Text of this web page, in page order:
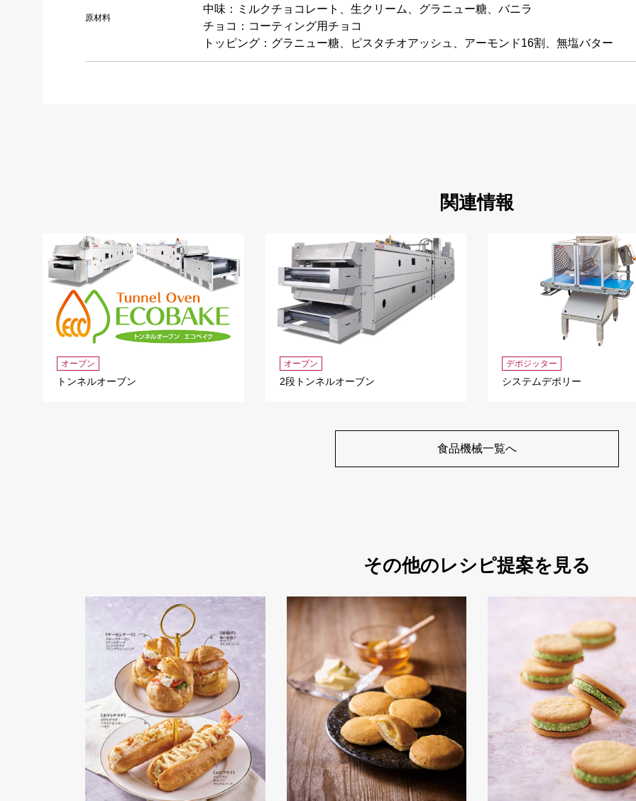
原材料
中味：ミルクチョコレート、生クリーム、グラニュー糖、バニラ
チョコ：コーティング用チョコ
トッピング：グラニュー糖、ピスタチオアッシュ、アーモンド16割、無塩バター
関連情報
オーブン
トンネルオーブン
オーブン
2段トンネルオーブン
デポジッター
システムデポリー
食品機械一覧へ
その他のレシピ提案を見る